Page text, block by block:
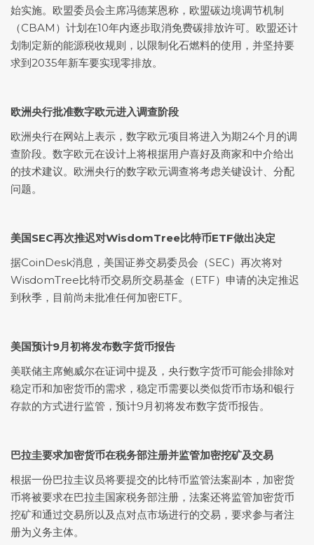
始实施。欧盟委员会主席冯德莱恩称，欧盟碳边境调节机制
（CBAM）计划在10年内逐步取消免费碳排放许可。欧盟还计
划制定新的能源税收规则，以限制化石燃料的使用，并坚持要
求到2035年新车要实现零排放。
欧洲央行批准数字欧元进入调查阶段
欧洲央行在网站上表示，数字欧元项目将进入为期24个月的调
查阶段。数字欧元在设计上将根据用户喜好及商家和中介给出
的技术建议。欧洲央行的数字欧元调查将考虑关键设计、分配
问题。
美国SEC再次推迟对WisdomTree比特币ETF做出决定
据CoinDesk消息，美国证券交易委员会（SEC）再次将对
WisdomTree比特币交易所交易基金（ETF）申请的决定推迟
到秋季，目前尚未批准任何加密ETF。
美国预计9月初将发布数字货币报告
美联储主席鲍威尔在证词中提及，央行数字货币可能会排除对
稳定币和加密货币的需求，稳定币需要以类似货币市场和银行
存款的方式进行监管，预计9月初将发布数字货币报告。
巴拉圭要求加密货币在税务部注册并监管加密挖矿及交易
根据一份巴拉圭议员将要提交的比特币监管法案副本，加密货
币将被要求在巴拉圭国家税务部注册，法案还将监管加密货币
挖矿和通过交易所以及点对点市场进行的交易，要求参与者注
册为义务主体。